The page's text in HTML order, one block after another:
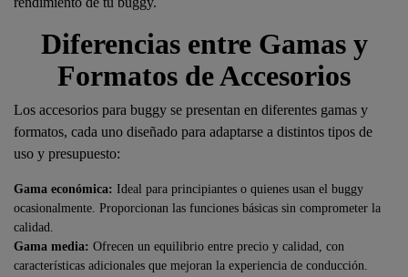
Diferencias entre Gamas y
Formatos de Accesorios
Los accesorios para buggy se presentan en diferentes gamas y
formatos, cada uno diseñado para adaptarse a distintos tipos de
uso y presupuesto:
Gama económica: Ideal para principiantes o quienes usan el buggy
ocasionalmente. Proporcionan las funciones básicas sin comprometer la
calidad.
Gama media: Ofrecen un equilibrio entre precio y calidad, con
características adicionales que mejoran la experiencia de conducción.